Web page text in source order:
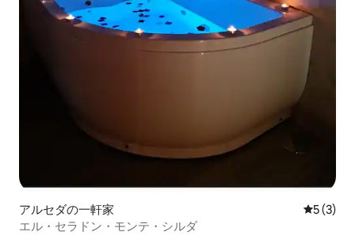
アルセダの一軒家 レビュー
5 (3)
エル・セラドン・モンテ・シルダ